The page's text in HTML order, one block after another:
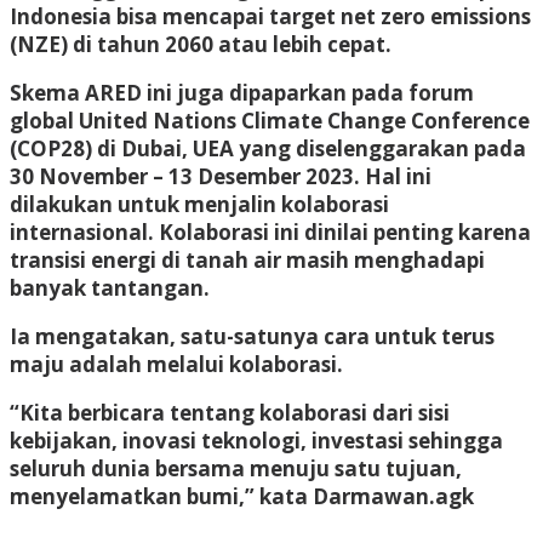
Indonesia bisa mencapai target net zero emissions
(NZE) di tahun 2060 atau lebih cepat.
Skema ARED ini juga dipaparkan pada forum
global United Nations Climate Change Conference
(COP28) di Dubai, UEA yang diselenggarakan pada
30 November – 13 Desember 2023. Hal ini
dilakukan untuk menjalin kolaborasi
internasional. Kolaborasi ini dinilai penting karena
transisi energi di tanah air masih menghadapi
banyak tantangan.
Ia mengatakan, satu-satunya cara untuk terus
maju adalah melalui kolaborasi.
“Kita berbicara tentang kolaborasi dari sisi
kebijakan, inovasi teknologi, investasi sehingga
seluruh dunia bersama menuju satu tujuan,
menyelamatkan bumi,” kata Darmawan.agk